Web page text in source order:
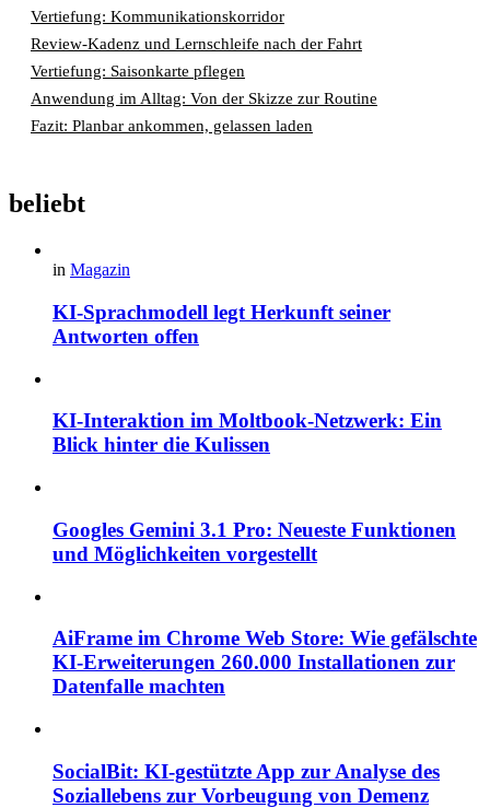
Vertiefung: Kommunikationskorridor
Review-Kadenz und Lernschleife nach der Fahrt
Vertiefung: Saisonkarte pflegen
Anwendung im Alltag: Von der Skizze zur Routine
Fazit: Planbar ankommen, gelassen laden
beliebt
in Magazin
KI-Sprachmodell legt Herkunft seiner
Antworten offen
KI-Interaktion im Moltbook-Netzwerk: Ein
Blick hinter die Kulissen
Googles Gemini 3.1 Pro: Neueste Funktionen
und Möglichkeiten vorgestellt
AiFrame im Chrome Web Store: Wie gefälschte
KI-Erweiterungen 260.000 Installationen zur
Datenfalle machten
SocialBit: KI-gestützte App zur Analyse des
Soziallebens zur Vorbeugung von Demenz